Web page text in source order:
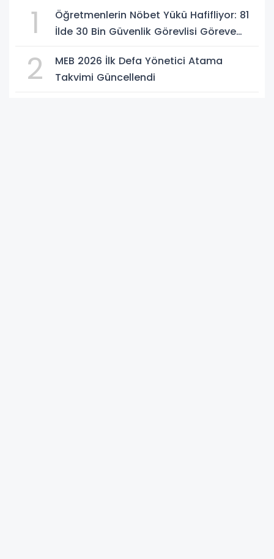
1
Öğretmenlerin Nöbet Yükü Hafifliyor: 81
İlde 30 Bin Güvenlik Görevlisi Göreve
2
MEB 2026 İlk Defa Yönetici Atama
Takvimi Güncellendi